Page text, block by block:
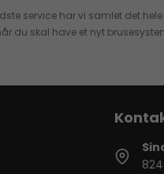
service har vi samlet det
du skal have et nyt